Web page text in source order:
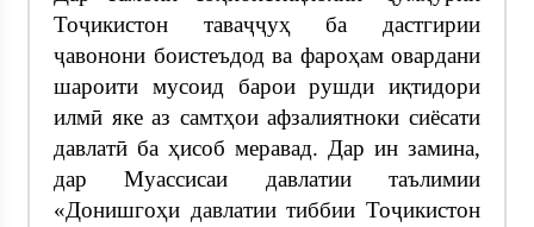
Тоҷикистон таваҷҷуҳ ба дастгирии
ҷавонони боистеъдод ва фароҳам овардани
шароити мусоид барои рушди иқтидори
илмӣ яке аз самтҳои афзалиятноки сиёсати
давлатӣ ба ҳисоб меравад. Дар ин замина,
дар Муассисаи давлатии таълимии
«Донишгоҳи давлатии тиббии Тоҷикистон